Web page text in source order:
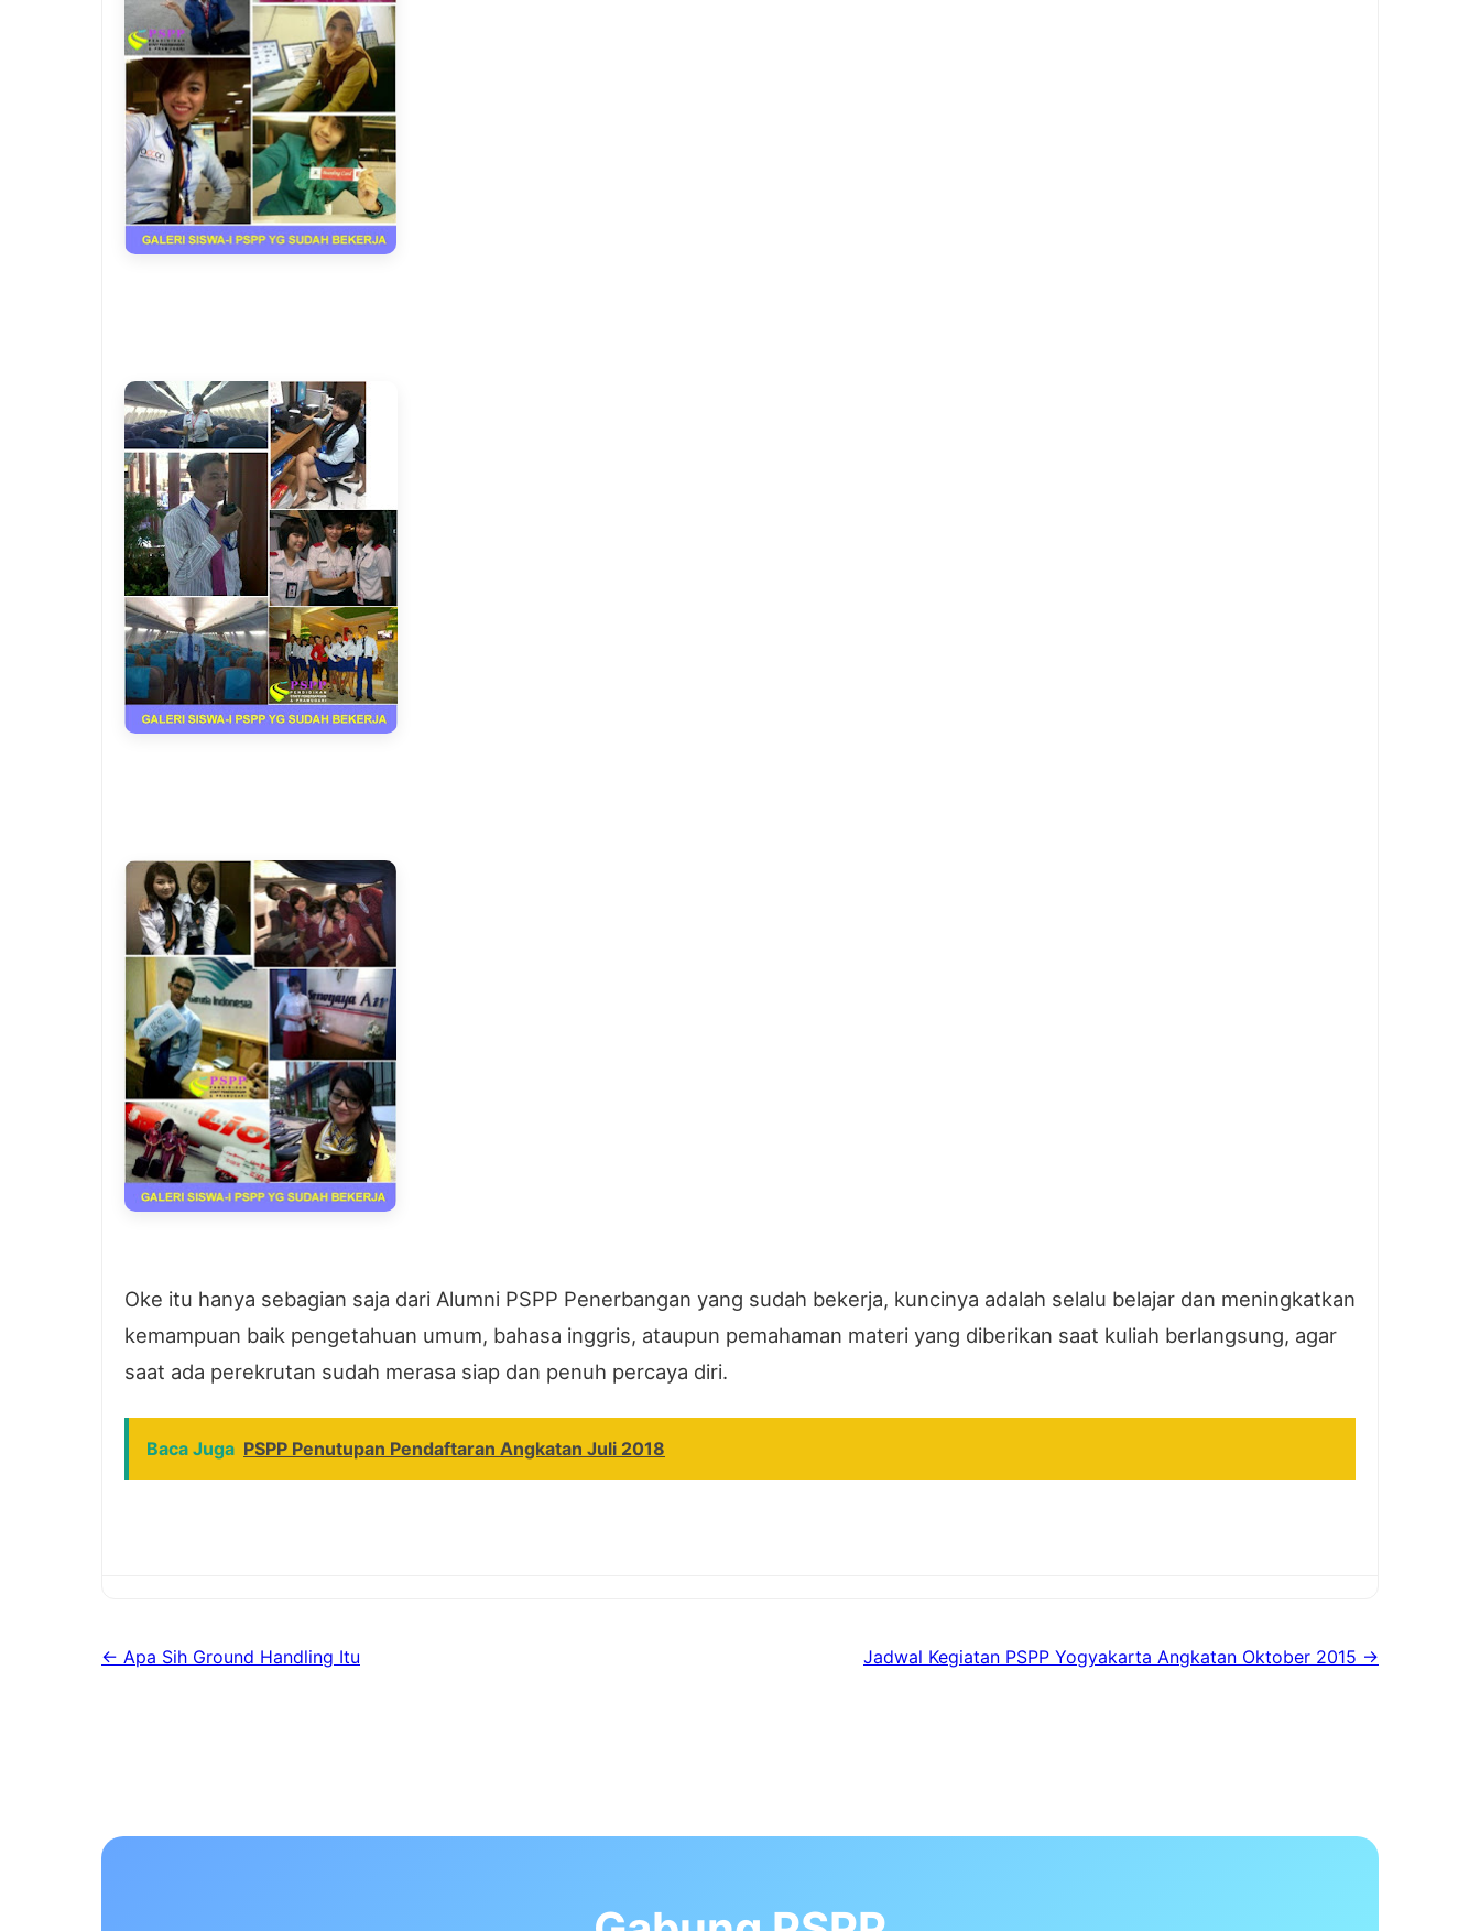
Oke itu hanya sebagian saja dari Alumni PSPP Penerbangan yang sudah bekerja, kuncinya adalah selalu belajar dan meningkatkan
kemampuan baik pengetahuan umum, bahasa inggris, ataupun pemahaman materi yang diberikan saat kuliah berlangsung, agar
saat ada perekrutan sudah merasa siap dan penuh percaya diri.
Baca Juga PSPP Penutupan Pendaftaran Angkatan Juli 2018
← Apa Sih Ground Handling Itu Jadwal Kegiatan PSPP Yogyakarta Angkatan Oktober 2015 →